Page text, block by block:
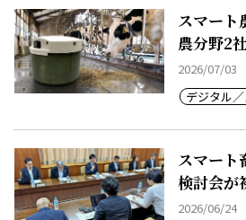
スマート
農分野2
2026/07/03
デジタル
スマート
検討会が
2026/06/24